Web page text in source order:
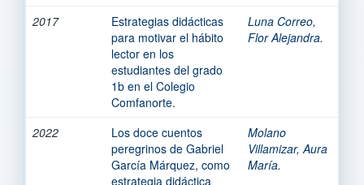
2017
Estrategias didácticas
para motivar el hábito
lector en los
estudiantes del grado
1b en el Colegio
Comfanorte.
Luna Correo,
Flor Alejandra.
2022
Los doce cuentos
peregrinos de Gabriel
García Márquez, como
estrategia didáctica
Molano
Villamizar, Aura
María.